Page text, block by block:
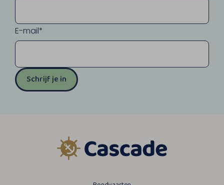
E-mail*
Schrijf je in